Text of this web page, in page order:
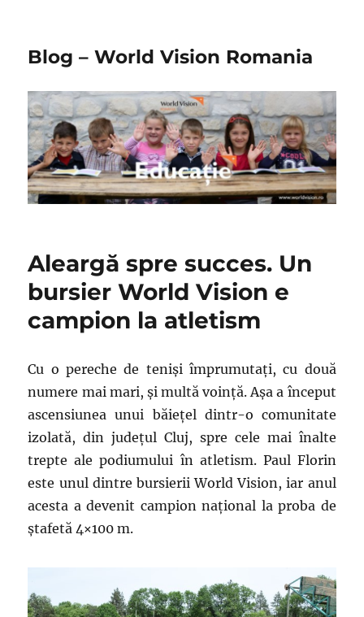
Blog – World Vision Romania
Aleargă spre succes. Un
bursier World Vision e
campion la atletism
Cu o pereche de teniși împrumutați, cu două
numere mai mari, și multă voință. Așa a început
ascensiunea unui băiețel dintr-o comunitate
izolată, din județul Cluj, spre cele mai înalte
trepte ale podiumului în atletism. Paul Florin
este unul dintre bursierii World Vision, iar anul
acesta a devenit campion național la proba de
ștafetă 4×100 m.